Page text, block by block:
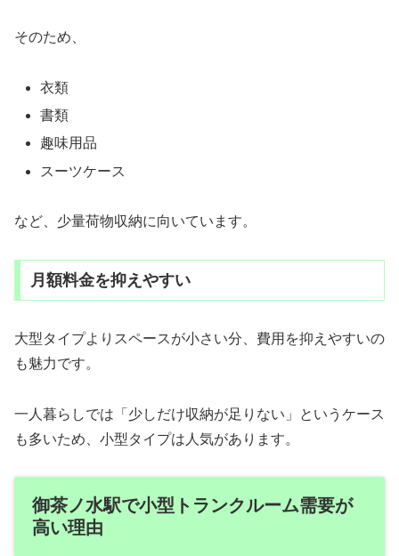
そのため、
衣類
書類
趣味用品
スーツケース
など、少量荷物収納に向いています。
月額料金を抑えやすい
大型タイプよりスペースが小さい分、費用を抑えやすいの
も魅力です。
一人暮らしでは「少しだけ収納が足りない」というケース
も多いため、小型タイプは人気があります。
御茶ノ水駅で小型トランクルーム需要が
高い理由